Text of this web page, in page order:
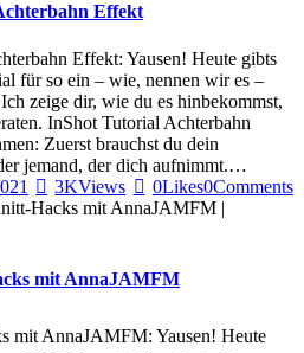
Effekt
Effekt: Yausen! Heute gibts
für so ein – wie, nennen wir es –
zeige dir, wie du es hinbekommst,
InShot Tutorial Achterbahn
Zuerst brauchst du dein
jemand, der dich aufnimmt.…
3KViews 0Likes0Comments
mit AnnaJAMFM
mit AnnaJAMFM: Yausen! Heute